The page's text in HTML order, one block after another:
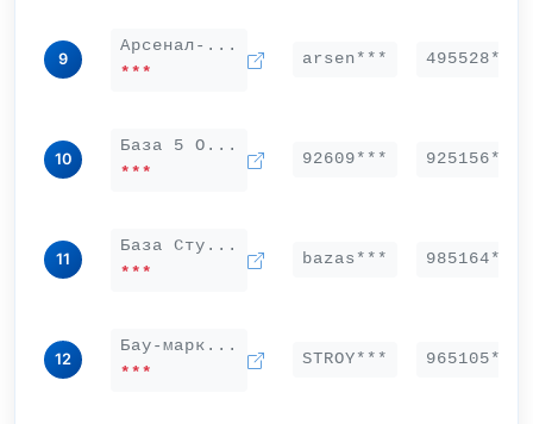
9
Арсенал-...
***
arsen*** 495528***
10
База 5 О...
***
92609*** 925156***
11
База Сту...
***
bazas*** 985164***
12
Бау-марк...
***
STROY*** 965105***